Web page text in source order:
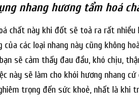
nhang hương tẩm hoá
chất này khi đốt sẽ toả ra rất
của các loại nhang này cũng không
sẽ cảm thấy đau đầu, khó chịu,
này sẽ làm cho khói hương nhang
trọng đến sức khoẻ, nhất là khi